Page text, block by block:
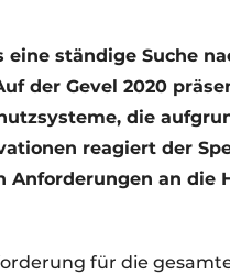
registrieren
eine ständige Suche
der Gevel 2020
die
reagiert der
Anforderungen an die
für die